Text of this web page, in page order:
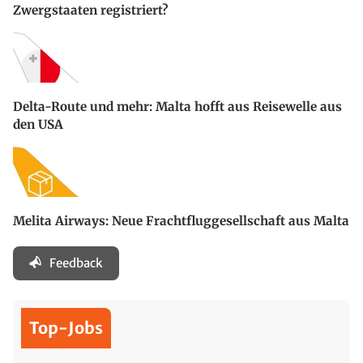
Zwergstaaten registriert?
Delta-Route und mehr: Malta hofft aus Reisewelle aus
den USA
Melita Airways: Neue Frachtfluggesellschaft aus Malta
Feedback
Top-Jobs